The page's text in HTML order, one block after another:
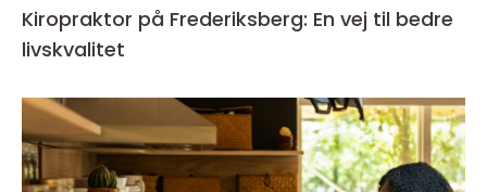
Kiropraktor på Frederiksberg: En vej til bedre
livskvalitet